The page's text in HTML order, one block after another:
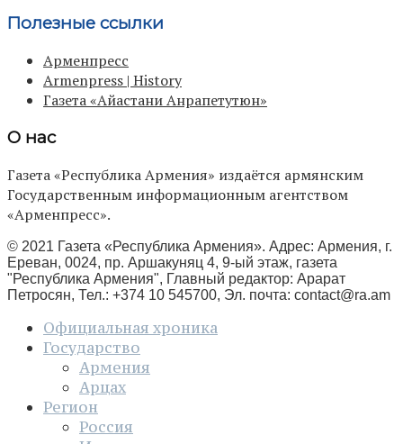
Полезные ссылки
Арменпресс
Armenpress | History
Газета «Айастани Анрапетутюн»
О нас
Газета «Республика Армения» издаётся армянским
Государственным информационным агентством
«Арменпресс».
© 2021 Газета «Республика Армения». Адрес: Армения, г.
Ереван, 0024, пр. Аршакуняц 4, 9-ый этаж, газета
"Республика Армения", Главный редактор: Арарат
Петросян, Тел.: +374 10 545700, Эл. почта: contact@ra.am
Официальная хроника
Государство
Армения
Арцах
Регион
Россия